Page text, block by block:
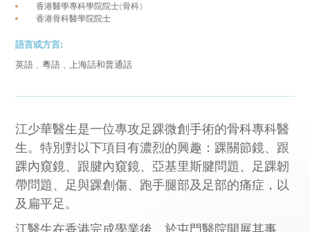
香港醫學專科學院院士(骨科)
香港骨科醫學院院士
語言或方言:
英語﹑粵語﹑上海話和普通話
江少華醫生是一位專攻足踝微創手術的骨科專科醫
生。特別對以下項目有濃烈的興趣：踝關節鏡、跟
踝內窺鏡、跟腱內窺鏡、亞基里斯腱問題、足踝韌
帶問題、足與踝創傷、跑手腿部及足部的痛症，以
及扁平足。